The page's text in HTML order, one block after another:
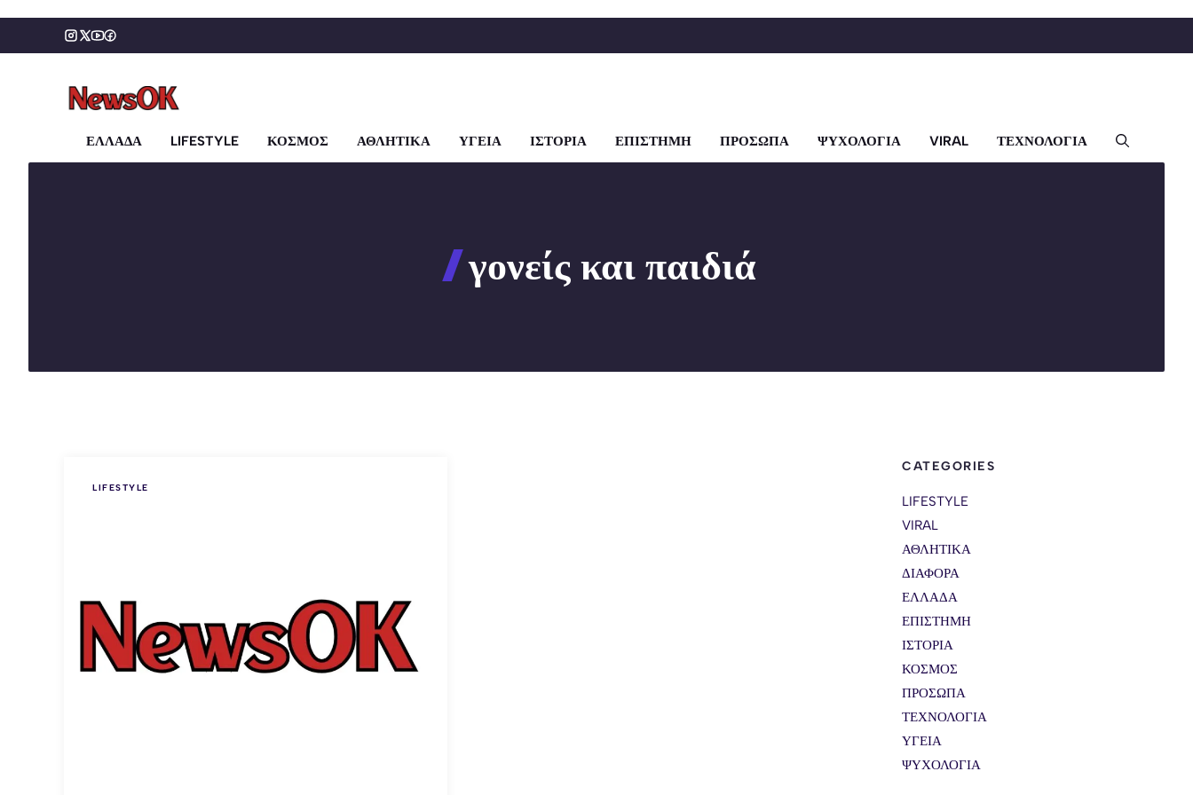
περιεχόμενο
ΕΛΛΑΔΑ LIFESTYLE ΚΟΣΜΟΣ ΑΘΛΗΤΙΚΑ ΥΓΕΙΑ ΙΣΤΟΡΙΑ ΕΠΙΣΤΗΜΗ ΠΡΟΣΩΠΑ ΨΥΧΟΛΟΓΙΑ VIRAL ΤΕΧΝΟΛΟΓΙΑ
γονείς και παιδιά
LIFESTYLE
CATEGORIES
LIFESTYLE
VIRAL
ΑΘΛΗΤΙΚΑ
ΔΙΑΦΟΡΑ
ΕΛΛΑΔΑ
ΕΠΙΣΤΗΜΗ
ΙΣΤΟΡΙΑ
ΚΟΣΜΟΣ
ΠΡΟΣΩΠΑ
ΤΕΧΝΟΛΟΓΙΑ
ΥΓΕΙΑ
ΨΥΧΟΛΟΓΙΑ